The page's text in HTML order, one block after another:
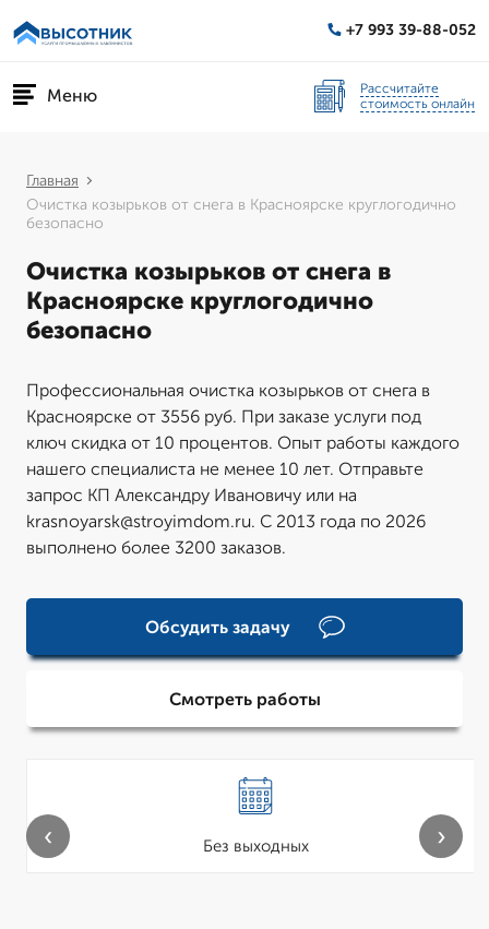
+7 993 39-88-052
Меню
Рассчитайте
стоимость онлайн
Главная
Очистка козырьков от снега в Красноярске круглогодично
безопасно
Очистка козырьков от снега в
Красноярске круглогодично
безопасно
Профессиональная очистка козырьков от снега в
Красноярске от 3556 руб. При заказе услуги под
ключ скидка от 10 процентов. Опыт работы каждого
нашего специалиста не менее 10 лет. Отправьте
запрос КП Александру Ивановичу или на
krasnoyarsk@stroyimdom.ru. С 2013 года по 2026
выполнено более 3200 заказов.
Обсудить задачу
Смотреть работы
Без выходных
‹ ›